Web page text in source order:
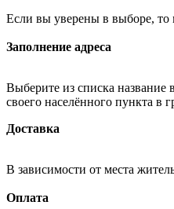
Если вы уверены в выборе, то
Заполнение адреса
Выберите из списка
своего населённого пункта в
Доставка
В зависимости от места
Оплата